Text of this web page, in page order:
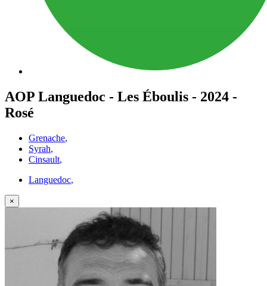
AOP Languedoc - Les Éboulis - 2024 -
Rosé
Grenache,
Syrah,
Cinsault,
Languedoc,
×